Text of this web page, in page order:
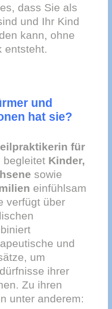
dass Sie als
und Ihr Kind
kann, ohne
entsteht.
und
hat sie?
für
begleitet Kinder,
sowie
einfühlsam
verfügt über
und
um
ihrer
Zu ihren
unter anderem: